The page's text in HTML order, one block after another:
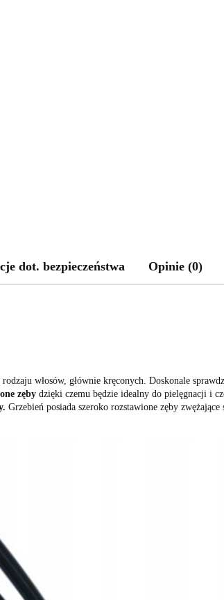
dot. bezpieczeństwa Opinie (0)
włosów, głównie kręconych. Doskonale
zęby dzięki czemu będzie idealny do pielęgnacji i
Grzebień posiada szeroko rozstawione zęby